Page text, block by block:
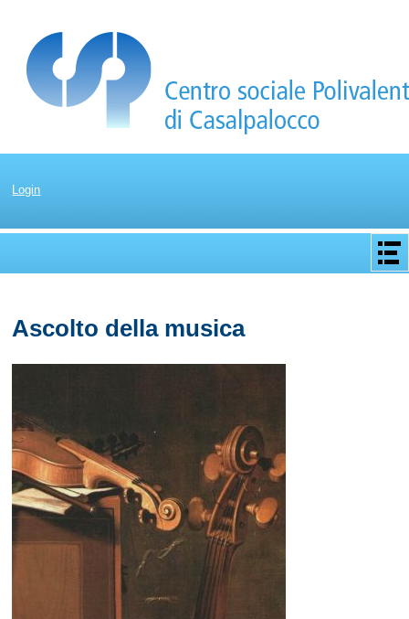
Login
Apri/
menu
Ascolto della musica